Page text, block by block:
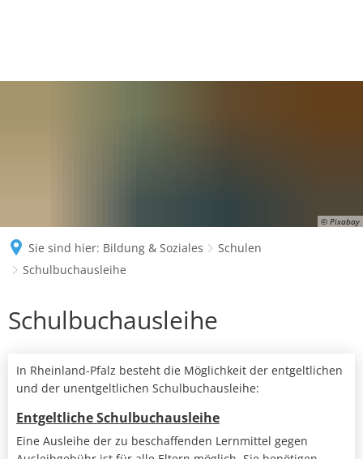
© Pixabay
Sie sind hier: Bildung & Soziales
Schulen
Schulbuchausleihe
Schulbuchausleihe
Schulbuchausleihe
In Rheinland-Pfalz besteht die Möglichkeit der entgeltlichen
und der unentgeltlichen Schulbuchausleihe:
Entgeltliche Schulbuchausleihe
Eine Ausleihe der zu beschaffenden Lernmittel gegen